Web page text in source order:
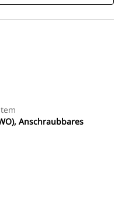
Anschraubbares